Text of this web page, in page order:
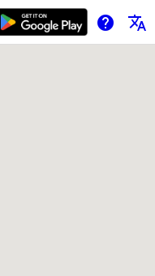
help translate